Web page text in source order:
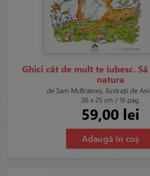
Ghici cât de mult te iubesc.
natura
de Sam McBratney, ilustrații de
26 x 25 cm / 16 pag.
59,00 lei
Adaugă în coș